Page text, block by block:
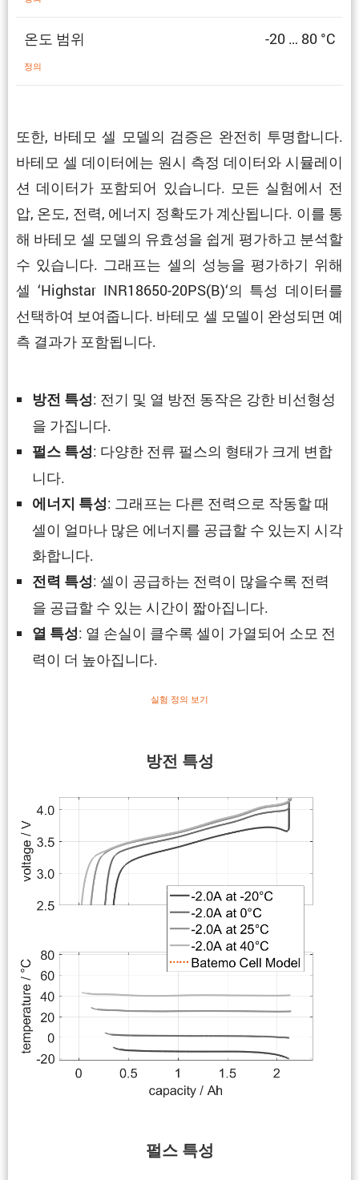
온도 범위
정의
-20 … 80 °C
또한, 바테모 셀 모델의 검증은 완전히 투명합니다.
바테모 셀 데이터에는 원시 측정 데이터와 시뮬레이
션 데이터가 포함되어 있습니다. 모든 실험에서 전
압, 온도, 전력, 에너지 정확도가 계산됩니다. 이를 통
해 바테모 셀 모델의 유효성을 쉽게 평가하고 분석할
수 있습니다. 그래프는 셀의 성능을 평가하기 위해
셀 ‘Highstar INR18650-20PS(B)‘의 특성 데이터를
선택하여 보여줍니다. 바테모 셀 모델이 완성되면 예
측 결과가 포함됩니다.
방전 특성
방전 특성: 전기 및 열 방전 동작은 강한 비선형성
을 가집니다.
펄스 특성: 다양한 전류 펄스의 형태가 크게 변합
니다.
에너지 특성: 그래프는 다른 전력으로 작동할 때
셀이 얼마나 많은 에너지를 공급할 수 있는지 시각
화합니다.
전력 특성: 셀이 공급하는 전력이 많을수록 전력
을 공급할 수 있는 시간이 짧아집니다.
열 특성: 열 손실이 클수록 셀이 가열되어 소모 전
력이 더 높아집니다.
펄스 특성
실험 정의 보기